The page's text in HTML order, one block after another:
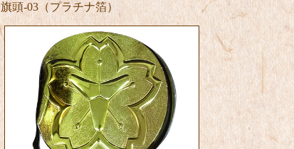
旗頭-03（プラチナ箔）